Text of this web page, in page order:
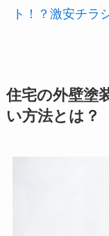
ト！？激安チラ
住宅の外壁塗
い方法とは？